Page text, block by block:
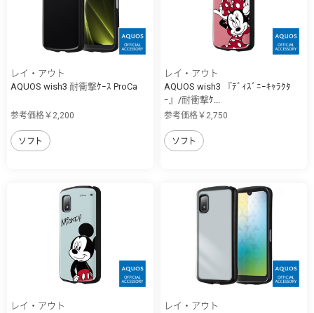
レイ・アウト
AQUOS wish3 耐衝撃ｹｰｽ ProCa
参考価格￥2,200
ソフト
レイ・アウト
AQUOS wish3 『ﾃﾞｨｽﾞﾆｰｷｬﾗｸﾀ
ｰ』/耐衝撃ｹ...
参考価格￥2,750
ソフト
レイ・アウト
レイ・アウト